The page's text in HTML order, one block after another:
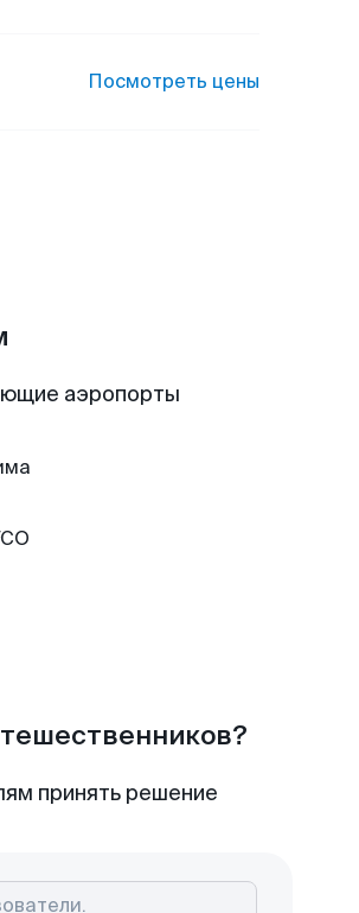
Посмотреть цены
аэропорты
принять решение